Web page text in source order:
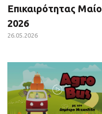
Επικαιρότητας
2026
26.05.2026